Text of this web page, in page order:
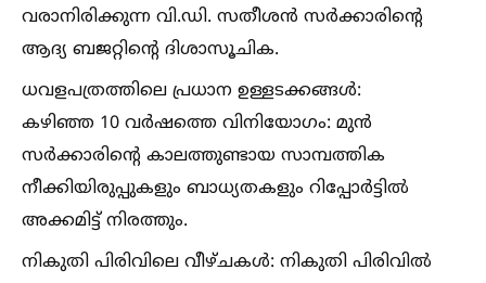
വരാനിരിക്കുന്ന വി.ഡി. സതീശൻ സർക്കാരിന്റെ
ആദ്യ ബജറ്റിന്റെ ദിശാസൂചിക.
ധവളപത്രത്തിലെ പ്രധാന ഉള്ളടക്കങ്ങള്‍:
കഴിഞ്ഞ 10 വർഷത്തെ വിനിയോഗം: മുൻ
സർക്കാരിന്റെ കാലത്തുണ്ടായ സാമ്പത്തിക
നീക്കിയിരുപ്പുകളും ബാധ്യതകളും റിപ്പോർട്ടില്‍
അക്കമിട്ട് നിരത്തും.
നികുതി പിരിവിലെ വീഴ്ചകള്‍: നികുതി പിരിവില്‍